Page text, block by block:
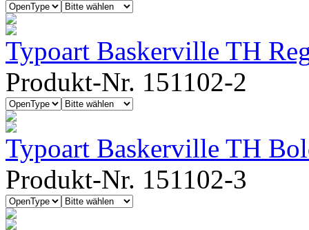
Typoart Baskerville TH
Produkt-Nr. 151102-2
Typoart Baskerville TH
Produkt-Nr. 151102-3